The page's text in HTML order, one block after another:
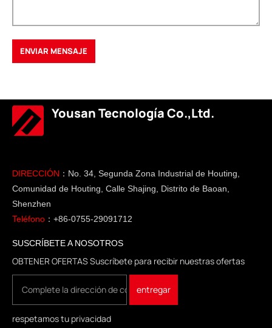
Yousan Tecnología Co.,Ltd.
DIRECCIÓN ：No. 34, Segunda Zona Industrial de Houting,
Comunidad de Houting, Calle Shajing, Distrito de Baoan,
Shenzhen
Teléfono ：+86-0755-29091712
SUSCRÍBETE A NOSOTROS
OBTENER OFERTAS Suscríbete para recibir nuestras ofertas
respetamos tu privacidad